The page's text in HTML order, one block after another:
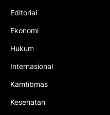
Editorial
Ekonomi
Hukum
Internasional
Kamtibmas
Kesehatan